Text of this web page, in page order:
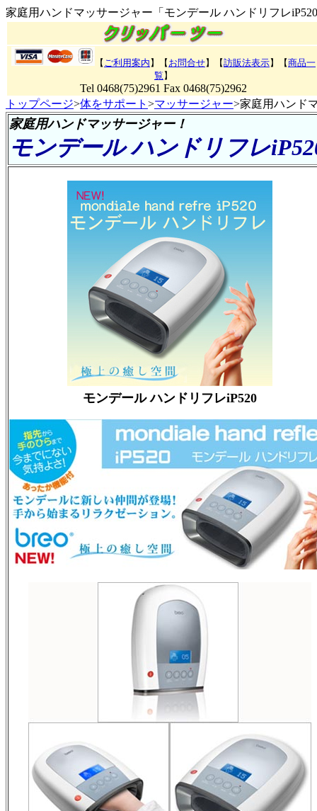
家庭用ハンドマッサージャー「モンデール ハンドリフレ
【 ご利用案内 】【 お問合せ】【訪販法表示】【商品一
覧 】
Tel 0468(75)2961 Fax 0468(75)2962
トップページ>体をサポート >マッサージャー>家庭用ハンド
家庭用ハンドマッサージャー！
モンデール ハンドリフレ
モンデール ハンドリフレiP520